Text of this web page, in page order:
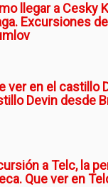
llegar a Cesky
Excursiones
ver en el castillo
Devin desde
a Telc, la
Que ver en